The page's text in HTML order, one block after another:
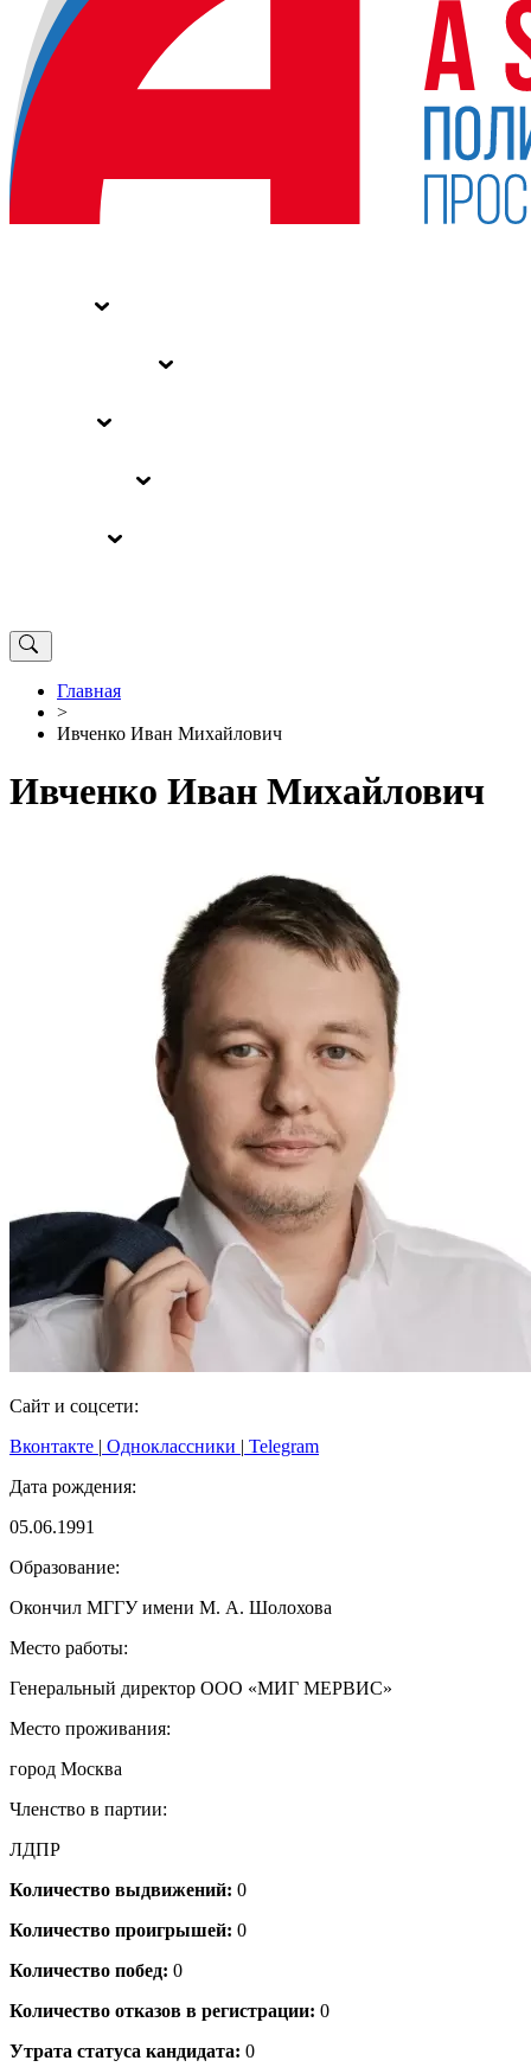
Главная
>
Ивченко Иван Михайлович
Ивченко Иван Михайлович
Сайт и соцсети:
Вконтакте | Одноклассники | Telegram
Дата рождения:
05.06.1991
Образование:
Окончил МГГУ имени М. А. Шолохова
Место работы:
Генеральный директор ООО «МИГ МЕРВИС»
Место проживания:
город Москва
Членство в партии:
ЛДПР
Количество выдвижений: 0
Количество проигрышей: 0
Количество побед: 0
Количество отказов в регистрации: 0
Утрата статуса кандидата: 0